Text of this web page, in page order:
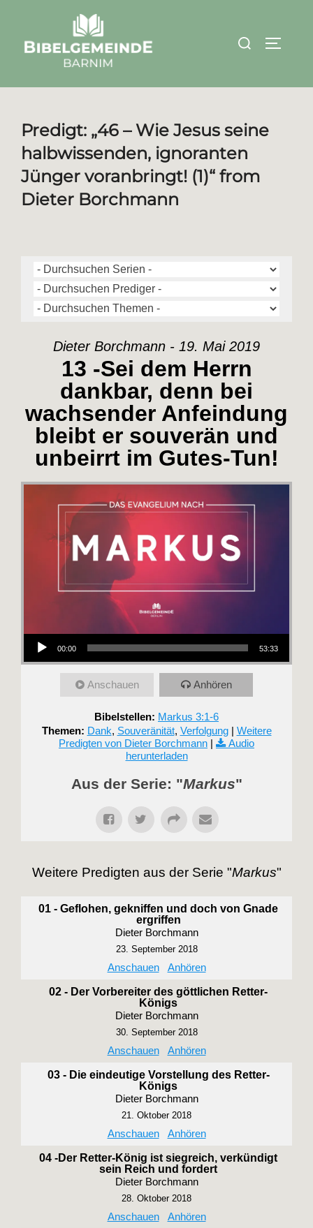
springen
Suchen
Predigt: „46 – Wie Jesus seine
halbwissenden, ignoranten
Jünger voranbringt! (1)“ from
Dieter Borchmann
Dieter Borchmann - 19. Mai 2019
13 -Sei dem Herrn
dankbar, denn bei
wachsender Anfeindung
bleibt er souverän und
unbeirrt im Gutes-Tun!
Audio-Player
00:00 53:33
Anschauen Anhören
Bibelstellen: Markus 3:1-6
Themen: Dank, Sou­ve­rä­ni­tät, Verfolgung| Weitere
Predigten von Dieter Borchmann |
Audio
herunterladen
Aus der Serie: "Markus"
Weitere Predigten aus der Serie "Markus"
01 - Geflohen, gekniffen und doch von Gnade
ergriffen
Dieter Borchmann
23. September 2018
Anschauen Anhören
02 - Der Vorbereiter des göttlichen Retter-
Königs
Dieter Borchmann
30. September 2018
Anschauen Anhören
03 - Die eindeutige Vorstellung des Retter-
Königs
Dieter Borchmann
21. Oktober 2018
Anschauen Anhören
04 -Der Retter-König ist siegreich, verkündigt
sein Reich und fordert
Dieter Borchmann
28. Oktober 2018
Anschauen Anhören